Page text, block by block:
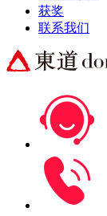
获奖
联系我们